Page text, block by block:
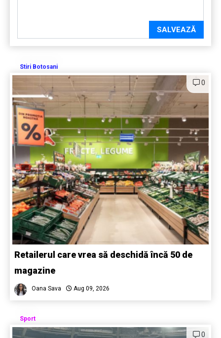
SALVEAZĂ
Stiri Botosani
0
Retailerul care vrea să deschidă încă 50 de
magazine
Oana Sava Aug 09, 2026
Sport
0